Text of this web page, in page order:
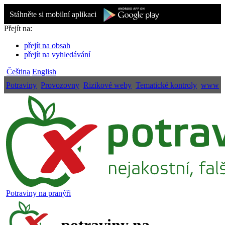
Stáhněte si mobilní aplikaci
Přejít na:
přejít na obsah
přejít na vyhledávání
Čeština English
Potraviny Provozovny Rizikové weby Tematické kontroly www
Potraviny na pranýři